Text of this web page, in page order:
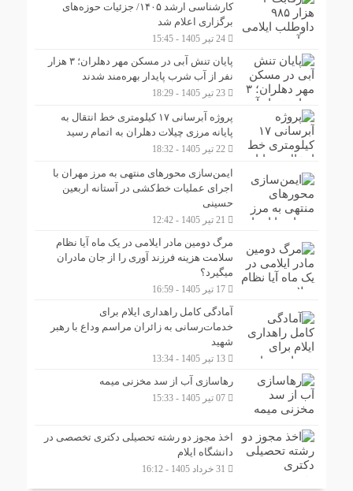
کارشناسی ارشد ۱۴۰۵/ جزئیات حوزه‌های
برگزاری اعلام شد
24 تیر 1405 - 15:45
پایان تنش آبی در مسکن مهر دهلران؛ ۳ هزار
نفر از آب شرب پایدار بهره‌مند شدند
23 تیر 1405 - 18:29
پروژه آبرسانی ۱۷ کیلومتری خط انتقال به
پایانه مرزی چیلات دهلران به اتمام رسید
22 تیر 1405 - 18:32
ایمن‌سازی محورهای منتهی به مرز مهران با
اجرای عملیات خط‌کشی در آستانه اربعین
حسینی
مرگ دومین مادر ایلامی در یک ماه آیا نظام
سلامت هزینه فرزند آوری را از جان مادران
میگیرد؟
17 تیر 1405 - 16:59
آمادگی کامل راهداری ایلام برای
خدمات‌رسانی به زائران مراسم وداع با رهبر
شهید
13 تیر 1405 - 13:34
رهاسازی آب از سد مخزنی میمه
07 تیر 1405 - 15:33
اخذ مجوز دو رشته تحصیلی دکتری تخصصی در
دانشگاه ایلام